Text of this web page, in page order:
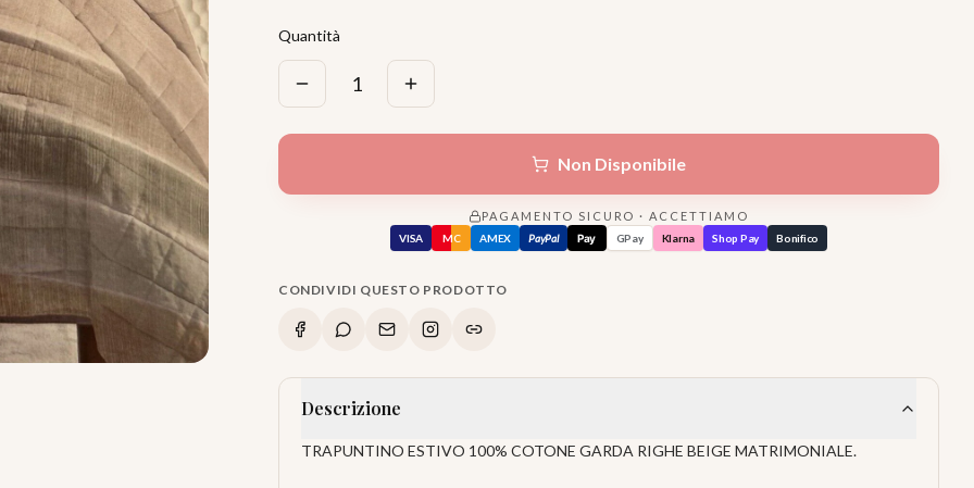
Quantità
1
Non Disponibile
PAGAMENTO SICURO · ACCETTIAMO
VISA MC AMEX PayPal Pay GPay Klarna Shop Pay Bonifico
CONDIVIDI QUESTO PRODOTTO
Descrizione
TRAPUNTINO ESTIVO 100% COTONE GARDA RIGHE BEIGE MATRIMONIALE.